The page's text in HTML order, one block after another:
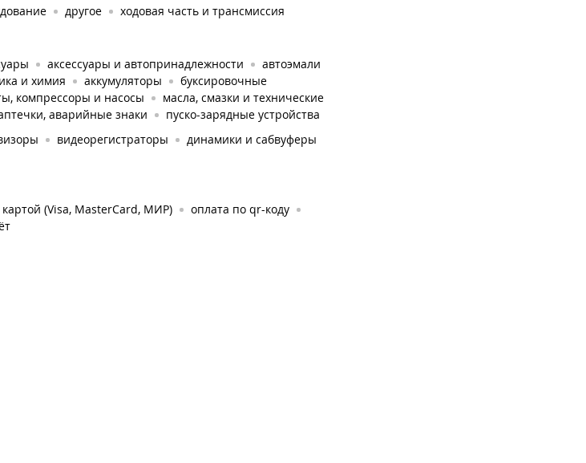
другое
ходовая часть и трансмиссия
аксессуары и автопринадлежности
автоэмали
и химия аккумуляторы
буксировочные
компрессоры и насосы
масла, смазки и технические
аварийные знаки пуско-зарядные устройства
видеорегистраторы
динамики и сабвуферы
картой (Visa, MasterCard, МИР)
оплата по qr-коду